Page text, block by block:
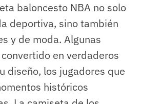
baloncesto NBA no solo
deportiva, sino también
y de moda. Algunas
en verdaderos
diseño, los jugadores que
históricos